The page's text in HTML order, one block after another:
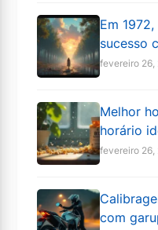
Em
sucesso
fevereiro 26,
Melhor
horário
fevereiro 26,
com